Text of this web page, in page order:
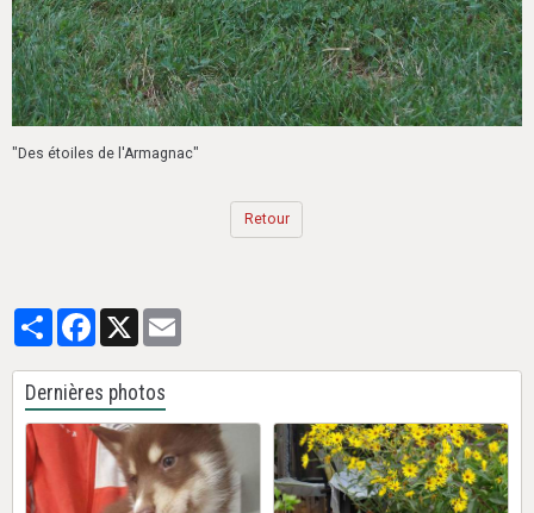
"Des étoiles de l'Armagnac"
Retour
PartagerFacebook
Dernières photos